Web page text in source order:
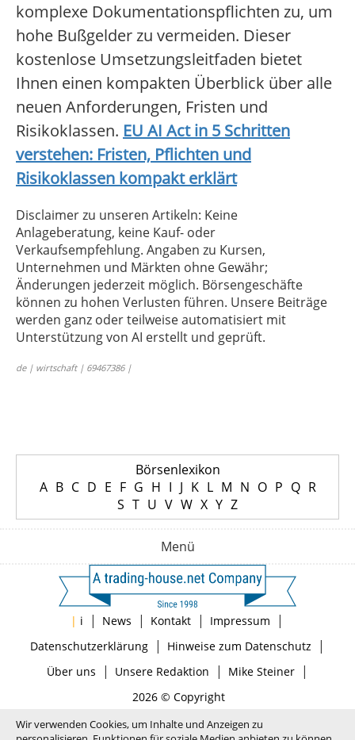
komplexe Dokumentationspflichten zu, um
hohe Bußgelder zu vermeiden. Dieser
kostenlose Umsetzungsleitfaden bietet
Ihnen einen kompakten Überblick über alle
neuen Anforderungen, Fristen und
Risikoklassen. EU AI Act in 5 Schritten
verstehen: Fristen, Pflichten und
Risikoklassen kompakt erklärt
Disclaimer zu unseren Artikeln: Keine
Anlageberatung, keine Kauf- oder
Verkaufsempfehlung. Angaben zu Kursen,
Unternehmen und Märkten ohne Gewähr;
Änderungen jederzeit möglich. Börsengeschäfte
können zu hohen Verlusten führen. Unsere Beiträge
werden ganz oder teilweise automatisiert mit
Unterstützung von AI erstellt und geprüft.
de | wirtschaft | 69467386 |
Börsenlexikon
A B C D E F G H I J K L M N O P Q R
S T U V W X Y Z
Menü
| i | News | Kontakt | Impressum |
Datenschutzerklärung| Hinweise zum Datenschutz |
Über uns | Unsere Redaktion | Mike Steiner|
2026 © Copyright
Wir verwenden Cookies, um Inhalte und Anzeigen zu